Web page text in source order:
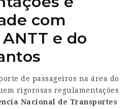
com
e do
de passageiros na área do
rigorosas regulamentações
Nacional de Transportes